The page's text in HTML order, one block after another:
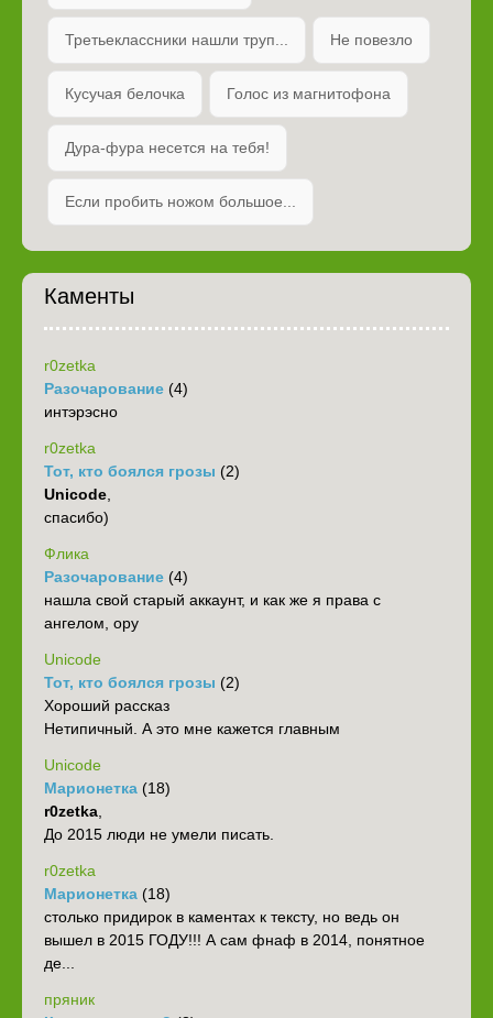
Третьеклассники нашли труп... Не повезло
Кусучая белочка Голос из магнитофона
Дура-фура несется на тебя!
Если пробить ножом большое...
Каменты
r0zetka
Разочарование (4)
интэрэсно
r0zetka
Тот, кто боялся грозы (2)
Unicode,
спасибо)
Флика
Разочарование (4)
нашла свой старый аккаунт, и как же я права с
ангелом, ору
Unicode
Тот, кто боялся грозы (2)
Хороший рассказ
Нетипичный. А это мне кажется главным
Unicode
Марионетка (18)
r0zetka,
До 2015 люди не умели писать.
r0zetka
Марионетка (18)
столько придирок в каментах к тексту, но ведь он
вышел в 2015 ГОДУ!!! А сам фнаф в 2014, понятное
де...
пряник